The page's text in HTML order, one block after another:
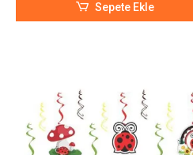
Sepete Ekle